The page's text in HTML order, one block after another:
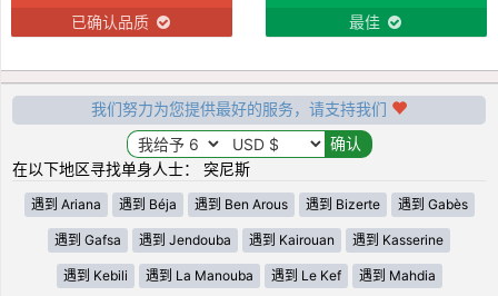
已确认品质 最佳
我们努力为您提供最好的服务，请支持我们
在以下地区寻找单身人士： 突尼斯
遇到 Ariana 遇到 Béja 遇到 Ben Arous 遇到 Bizerte 遇到 Gabès
遇到 Gafsa 遇到 Jendouba 遇到 Kairouan 遇到 Kasserine
遇到 Kebili 遇到 La Manouba 遇到 Le Kef 遇到 Mahdia